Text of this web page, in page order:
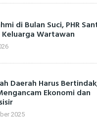
di Bulan Suci, PHR
Wartawan
Daerah Harus
Ekonomi dan
2025